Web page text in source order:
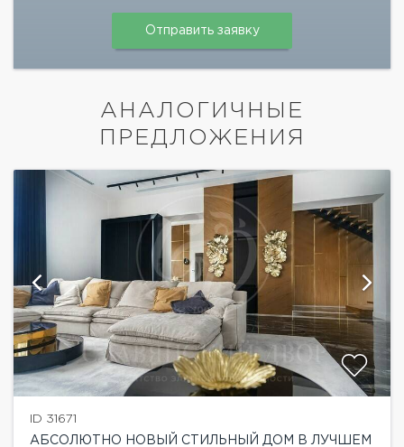
АНАЛОГИЧНЫЕ
ПРЕДЛОЖЕНИЯ
ID 31671
АБСОЛЮТНО НОВЫЙ СТИЛЬНЫЙ ДОМ В ЛУЧШЕМ